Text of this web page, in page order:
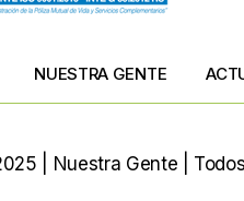
NUESTRA GENTE
| Nuestra Gente |